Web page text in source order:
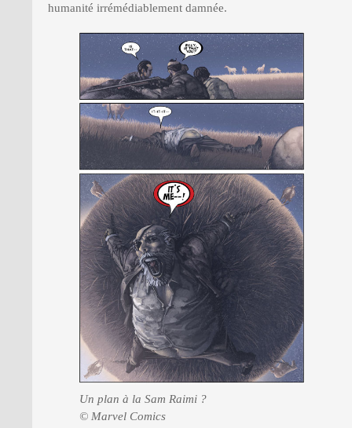
humanité irrémédiablement damnée.
Un plan à la Sam Raimi ?
© Marvel Comics